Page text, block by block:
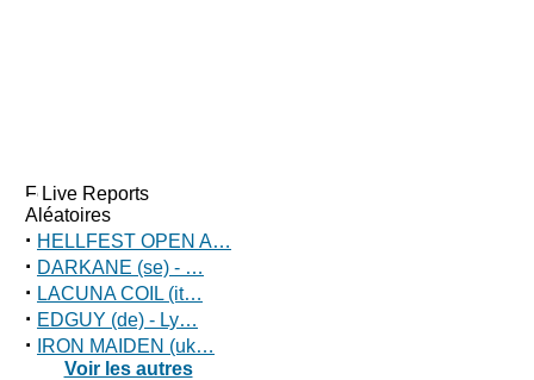
Live Reports
Aléatoires
· HELLFEST OPEN A…
· DARKANE (se) - …
· LACUNA COIL (it…
· EDGUY (de) - Ly…
·
IRON MAIDEN (uk…
Voir les autres